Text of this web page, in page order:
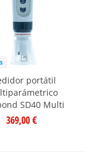
portátil
SD40 Multi
369,00 €